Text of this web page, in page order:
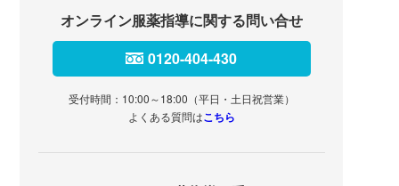
オンライン服薬指導に関する問い合せ
0120-404-430
受付時間：10:00～18:00（平日・土日祝営業）
よくある質問はこちら